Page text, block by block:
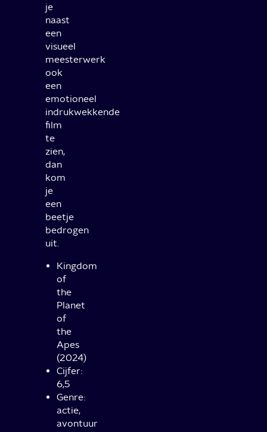
je
naast
een
visueel
meesterwerk
ook
een
emotioneel
indrukwekkende
film
te
zien,
dan
kom
je
een
beetje
bedrogen
uit.
Kingdom
of
the
Planet
of
the
Apes
(2024)
Cijfer:
6,5
Genre:
actie,
avontuur